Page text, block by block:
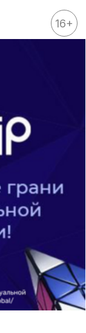
16+